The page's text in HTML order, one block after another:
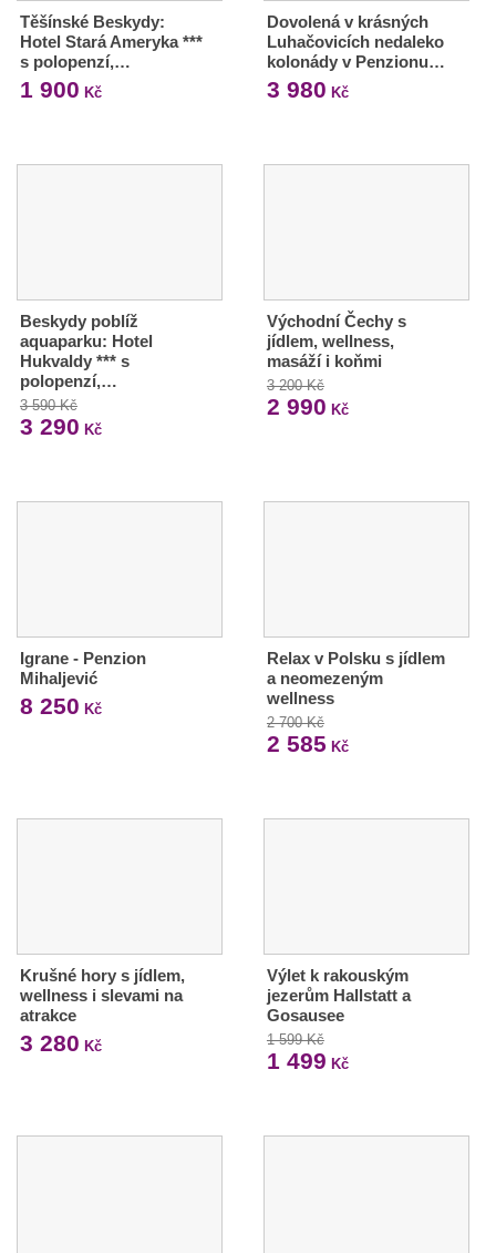
Těšínské Beskydy:
Hotel Stará Ameryka ***
s polopenzí,…
1 900 Kč
Dovolená v krásných
Luhačovicích nedaleko
kolonády v Penzionu…
3 980 Kč
Beskydy poblíž
aquaparku: Hotel
Hukvaldy *** s
polopenzí,…
3 590 Kč
3 290 Kč
Východní Čechy s
jídlem, wellness,
masáží i koňmi
3 200 Kč
2 990 Kč
Igrane - Penzion
Mihaljević
8 250 Kč
Relax v Polsku s jídlem
a neomezeným
wellness
2 700 Kč
2 585 Kč
Krušné hory s jídlem,
wellness i slevami na
atrakce
3 280 Kč
Výlet k rakouským
jezerům Hallstatt a
Gosausee
1 599 Kč
1 499 Kč